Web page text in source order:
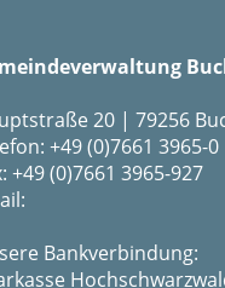
20 | 79256
+49 (0)7661 3965-0
+49 (0)7661 3965-927
Bankverbindung: